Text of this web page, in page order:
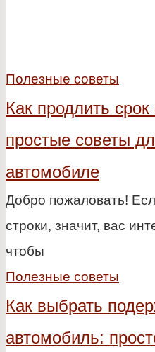
Полезные советы
Как продлить
простые советы
автомобиле
Добро пожаловать!
строки, значит, вас
чтобы
Полезные советы
Как выбрать
автомобиль: